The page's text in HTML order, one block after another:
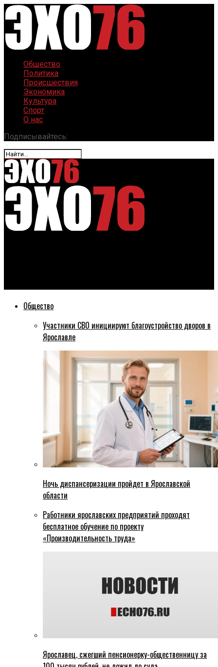
Общество
Политика
Происшествия
Экономика
Культура
Спорт
О нас
Подписывайтесь:
Общество
Участники СВО инициируют благоустройство дворов в
Ярославле
Ночь диспансеризации пройдет в Ярославской
области
Работники ярославских предприятий проходят
бесплатное обучение по проекту
«Производительность труда»
Ярославец, сжегший пенсионерку-общественницу за